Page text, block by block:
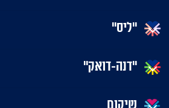
"ליס"
"דנה-דואק"